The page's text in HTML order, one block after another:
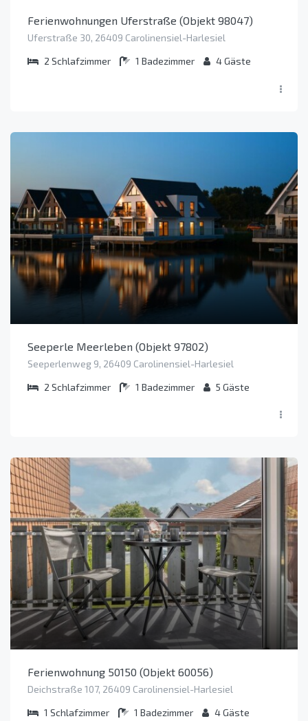
Ferienwohnungen Uferstraße (Objekt 98047)
Uferstraße 30, 26409 Carolinensiel-Harlesiel
2 Schlafzimmer 1 Badezimmer 4Gäste
Seeperle Meerleben (Objekt 97802)
Seeperlenweg 9, 26409 Carolinensiel-Harlesiel
2 Schlafzimmer 1 Badezimmer 5 Gäste
Ferienwohnung 50150 (Objekt 60056)
Deichstraße 107, 26409 Carolinensiel-Harlesiel
1 Schlafzimmer 1 Badezimmer 4Gäste